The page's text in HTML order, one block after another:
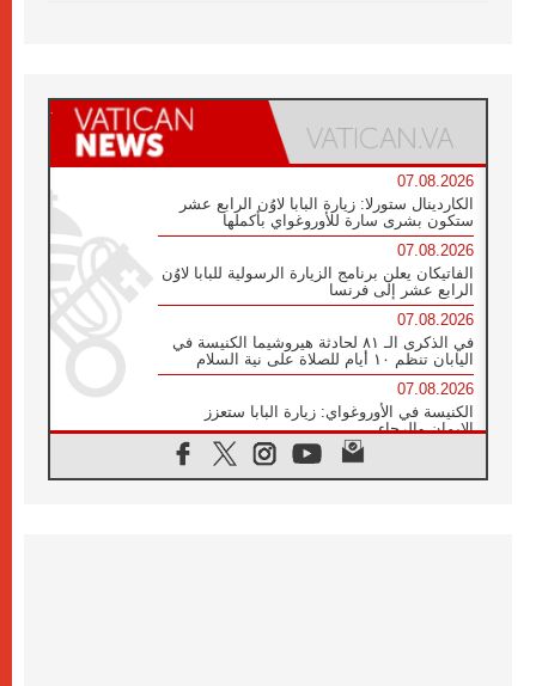
07.08.2026
الكاردينال ستورلا: زيارة البابا لاوُن الرابع عشر
ستكون بشرى سارة للأوروغواي بأكملها
07.08.2026
الفاتيكان يعلن برنامج الزيارة الرسولية للبابا لاوُن
الرابع عشر إلى فرنسا
07.08.2026
في الذكرى الـ ٨١ لحادثة هيروشيما الكنيسة في
اليابان تنظم ١٠ أيام للصلاة على نية السلام
07.08.2026
الكنيسة في الأوروغواي: زيارة البابا ستعزز
الإيمان والرجاء
الاجتماع الشهري للمطارنة الموارنة